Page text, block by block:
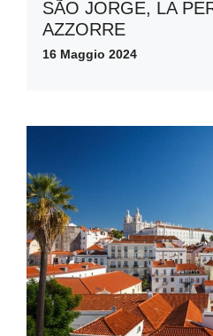
SÃO JORGE, LA
AZZORRE
16 Maggio 2024